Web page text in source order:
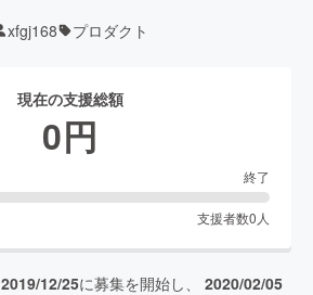
xfgj168 プロダクト
現在の支援総額
0円
終了
支援者数0 人
2019/12/25に募集を開始し、 2020/02/05